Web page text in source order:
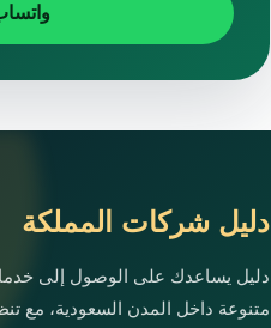
دليل شركات المملكة
دليل يساعدك على الوصول إلى
متنوعة داخل المدن السعودية، مع